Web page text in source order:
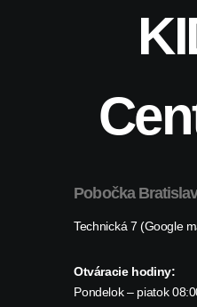
Pobočka
Technická 7 (Google
Otváracie hodiny:
Pondelok – piatok